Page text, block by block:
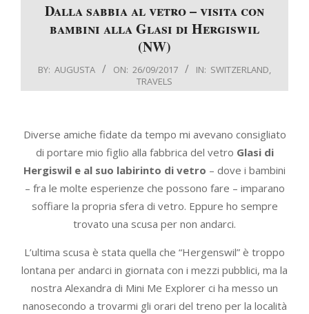
Dalla sabbia al vetro – visita con
bambini alla Glasi di Hergiswil
(NW)
BY: AUGUSTA ON: 26/09/2017 IN: SWITZERLAND,
TRAVELS
Diverse amiche fidate da tempo mi avevano consigliato
di portare mio figlio alla fabbrica del vetro Glasi di
Hergiswil e al suo labirinto di vetro – dove i bambini
– fra le molte esperienze che possono fare – imparano
soffiare la propria sfera di vetro. Eppure ho sempre
trovato una scusa per non andarci.
L’ultima scusa è stata quella che “Hergenswil” è troppo
lontana per andarci in giornata con i mezzi pubblici, ma la
nostra Alexandra di Mini Me Explorer ci ha messo un
nanosecondo a trovarmi gli orari del treno per la località